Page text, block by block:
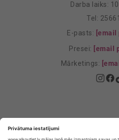
Darba laiks:
Tel:
E-pasts: [email
Presei: [email
Mārketings:
Privātuma